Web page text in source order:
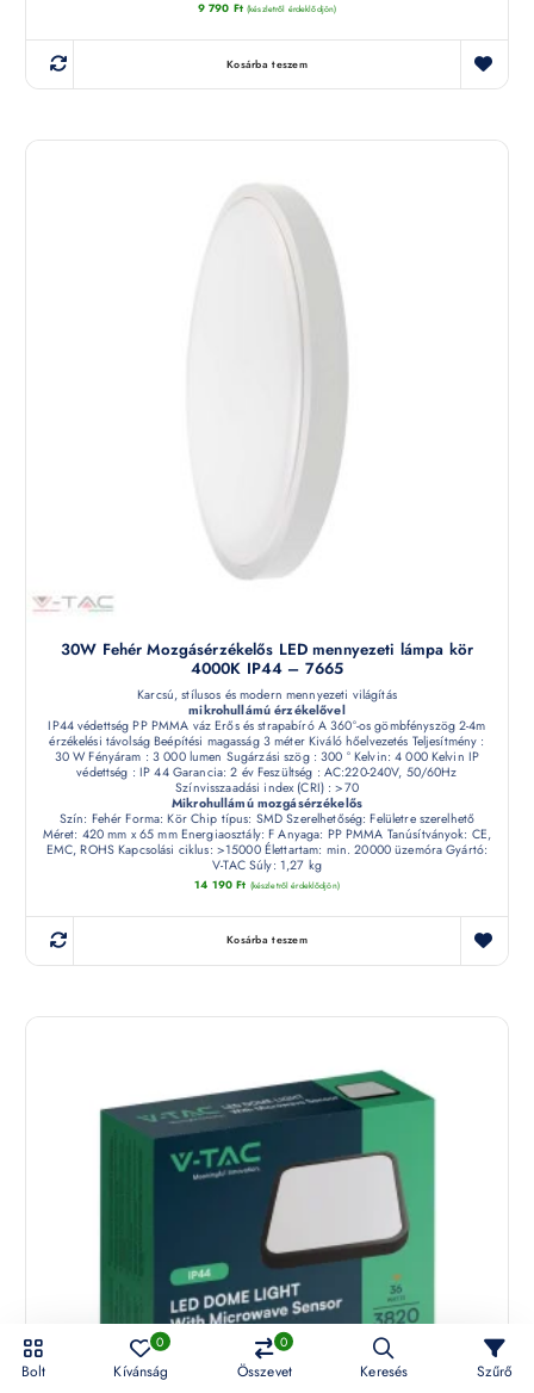
9 790 Ft (készletről érdeklődjön)
Kosárba teszem
30W Fehér Mozgásérzékelős LED mennyezeti lámpa kör
4000K IP44 – 7665
Karcsú, stílusos és modern mennyezeti világítás
mikrohullámú érzékelővel
IP44 védettség PP PMMA váz Erős és strapabíró A 360°-os gömbfényszög 2-4m
érzékelési távolság Beépítési magasság 3 méter Kiváló hőelvezetés Teljesítmény :
30 W Fényáram : 3 000 lumen Sugárzási szög : 300 ° Kelvin: 4 000 Kelvin IP
védettség : IP 44 Garancia: 2 év Feszültség : AC:220-240V, 50/60Hz
Színvisszaadási index (CRI) : >70
Mikrohullámú mozgásérzékelős
Szín: Fehér Forma: Kör Chip típus: SMD Szerelhetőség: Felületre szerelhető
Méret: 420 mm x 65 mm Energiaosztály: F Anyaga: PP PMMA Tanúsítványok: CE,
EMC, ROHS Kapcsolási ciklus: >15000 Élettartam: min. 20000 üzemóra Gyártó:
V-TAC Súly: 1,27 kg
14 190Ft (készletről érdeklődjön)
Kosárba teszem
Bolt
0
Kívánság
0
Összevet Keresés Szűrő